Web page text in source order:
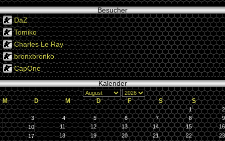
Besucher
DaZ
Tomiko
Charles Le Ray
bronxbronko
CapOne
Kalender
M D M D F S S
1
2
3
4 5 6 7 8
9
10
11 12 13 14 15
16
17
18 19 20 21 22 23